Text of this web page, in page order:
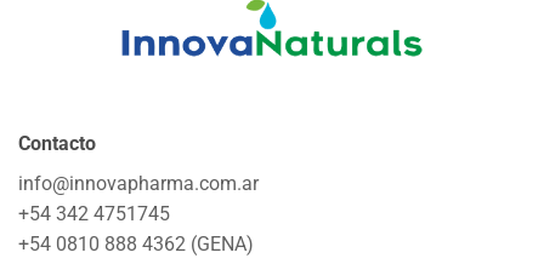
Contacto
info@innovapharma.com.ar
+54 342 4751745
+54 0810 888 4362 (GENA)